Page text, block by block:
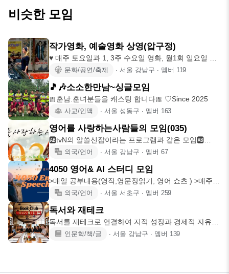
비슷한 모임
작가영화, 예술영화 상영(압구정)
♥ 매주 토요일과 1, 3주 수요일 영화, 월1회 일요일 오
페라 실황상
문화/공연/축제 ∙ 서울 강남구 ∙ 멤버 119
🎵🎶소소한만남~싱글모임
🎀훈남.훈녀분들을 캐스팅 합니다🎀 ♡Since 2025
사교/인맥 ∙ 서울 성동구 ∙ 멤버 163
영어를 사랑하는사람들의 모임(035)
🆎️tvN의 알쓸신잡이라는 프로그램과 같은 모임🆎️
🔆Since 20
외국/언어 ∙ 서울 강남구 ∙ 멤버 67
4050 영어& AI 스터디 모임
>매일 공부내용(영작,영문장읽기, 영어 쇼츠 ) >매주 2
번의 영어 토론
외국/언어 ∙ 서울 서초구 ∙ 멤버 259
독서와 재테크
독서를 재테크로 연결하여 지적 성장과 경제적 자유를
만들어가는 북클럽 "
인문학/책/글 ∙ 서울 강남구 ∙ 멤버 139